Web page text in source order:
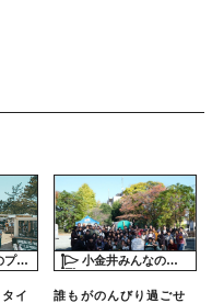
ディ
イ
小金井みんなの公園プロジェクト「play here」
誰もがのんびり過ごせ